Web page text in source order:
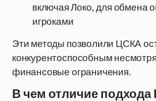
включая Локо, для обмена
игроками
Эти методы позволили ЦСКА
конкурентоспособным
финансовые ограничения.
В чем отличие подхода